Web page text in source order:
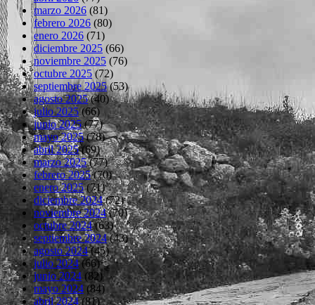
marzo 2026 (81)
febrero 2026 (80)
enero 2026 (71)
diciembre 2025 (66)
noviembre 2025 (76)
octubre 2025(72)
septiembre 2025(53)
agosto 2025(40)
julio 2025(66)
junio 2025(77)
mayo 2025(78)
abril 2025(69)
marzo 2025(77)
febrero 2025(70)
enero 2025(71)
diciembre 2024(72)
noviembre 2024(70)
octubre 2024(63)
septiembre 2024(43)
agosto 2024(45)
julio 2024(66)
junio 2024 (82)
mayo 2024 (84)
abril 2024(81)